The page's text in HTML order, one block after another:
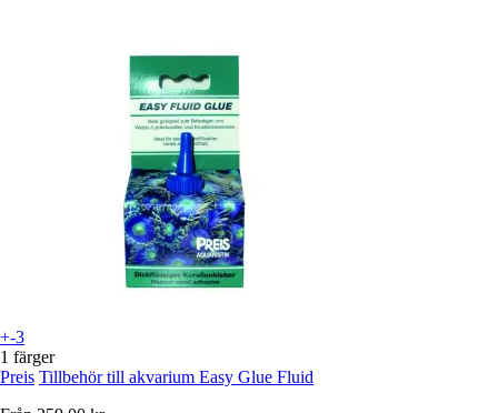
+-3
1 färger
Preis Tillbehör till akvarium Easy Glue Fluid